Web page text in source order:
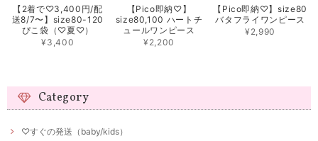
【2着で♡3,400円/配
送8/7〜】size80-120
ぴこ袋（♡夏♡）
¥3,400
【Pico即納♡】
size80,100 ハートチ
ュールワンピース
¥2,200
【Pico即納♡】size80
バタフライワンピース
¥2,990
Category
♡すぐの発送（baby/kids）